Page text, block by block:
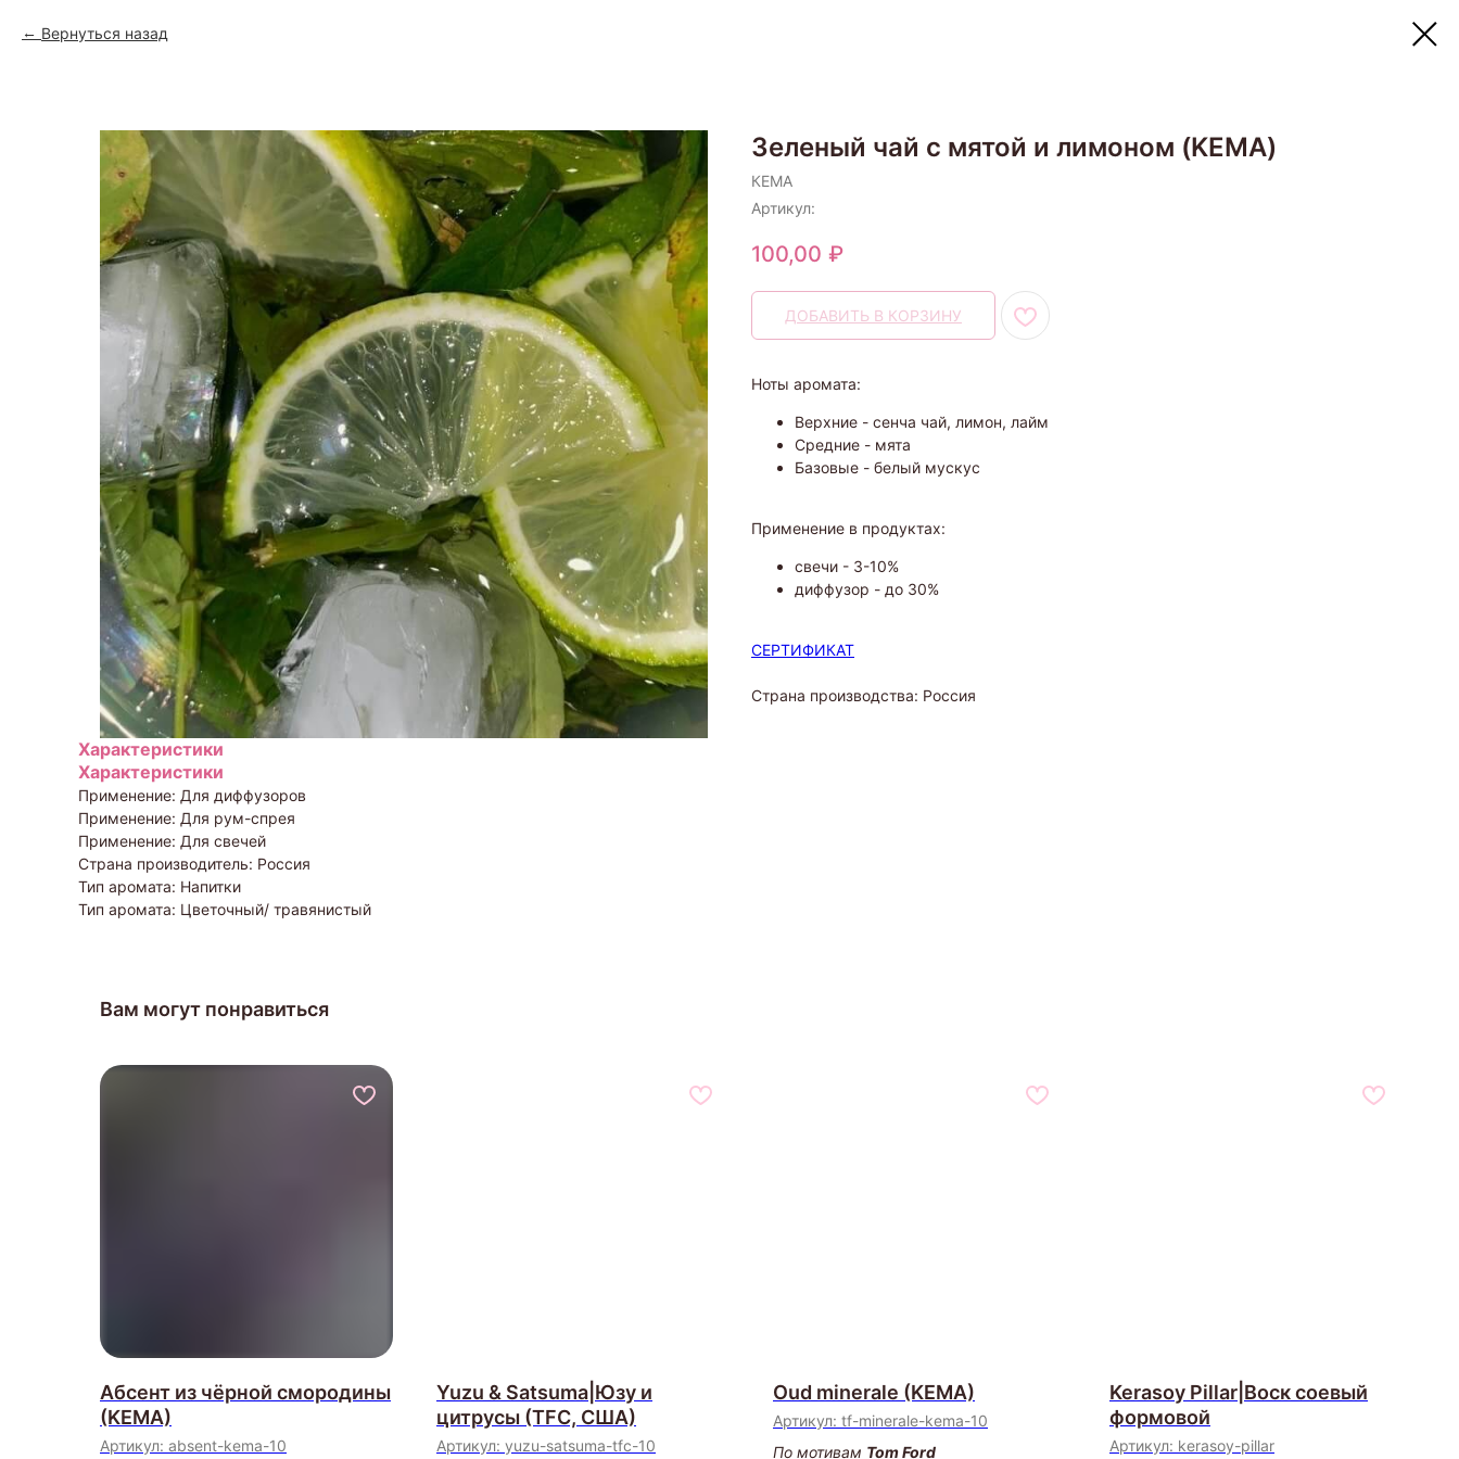
Вернуться назад
Зеленый чай с мятой и лимоном (KEMA)
КЕМА
Артикул:
100,00 ₽
ДОБАВИТЬ В КОРЗИНУ
Ноты аромата:
Верхние - сенча чай, лимон, лайм
Средние - мята
Базовые - белый мускус
Применение в продуктах:
свечи - 3-10%
диффузор - до 30%
СЕРТИФИКАТ
Страна производства: Россия
Характеристики
Характеристики
Применение: Для диффузоров
Применение: Для рум-спрея
Применение: Для свечей
Страна производитель: Россия
Тип аромата: Напитки
Тип аромата: Цветочный/ травянистый
Вам могут понравиться
Абсент из чёрной смородины
(KEMA)
Артикул: absent-kema-10
Yuzu & Satsuma|Юзу и
цитрусы (TFC, США)
Артикул: yuzu-satsuma-tfc-10
Oud minerale (KEMA)
Артикул: tf-minerale-kema-10
По мотивам Tom Ford
Kerasoy Pillar|Воск соевый
формовой
Артикул: kerasoy-pillar